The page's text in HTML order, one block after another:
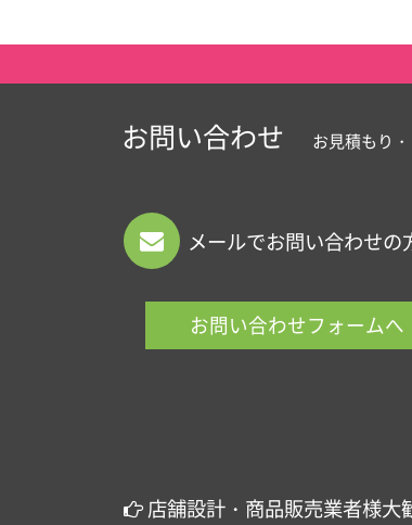
お問い合わせ お見積もり
メールでお問い合わせの
お問い合わせフォームへ
店舗設計・商品販売業者様大